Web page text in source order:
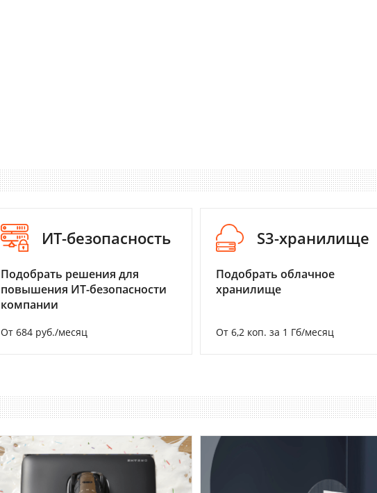
ИТ-безопасность
Подобрать решения для
повышения ИТ-безопасности
компании
От 684 руб./месяц
S3-хранилище
Подобрать облачное
хранилище
От 6,2 коп. за 1 Гб/месяц